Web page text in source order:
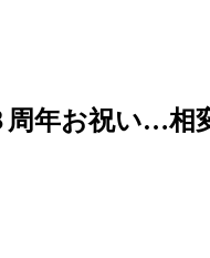
周年お祝い…相